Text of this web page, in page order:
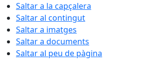
Saltar a la capçalera
Saltar al contingut
Saltar a imatges
Saltar a documents
Saltar al peu de pàgina